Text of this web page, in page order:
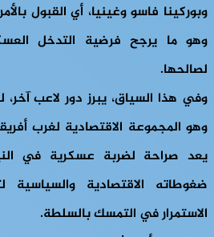
وبوركينا فاسو وغينيا، أي القبول
وهو ما يرجح فرضية التدخل
لصالحها.
وفي هذا السياق، يبرز دور لاعب آخر،
وهو المجموعة الاقتصادية لغرب
يعد صراحة لضربة عسكرية في
ضغوطاته الاقتصادية والسياسية
الاستمرار في التمسك بالسلطة.